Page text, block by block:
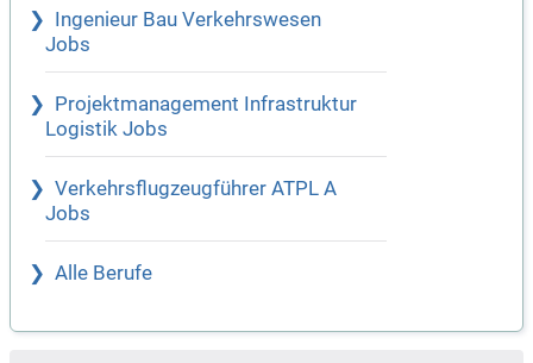
Ingenieur Bau Verkehrswesen
Jobs
Projektmanagement Infrastruktur
Logistik Jobs
Verkehrsflugzeugführer ATPL A
Jobs
Alle Berufe